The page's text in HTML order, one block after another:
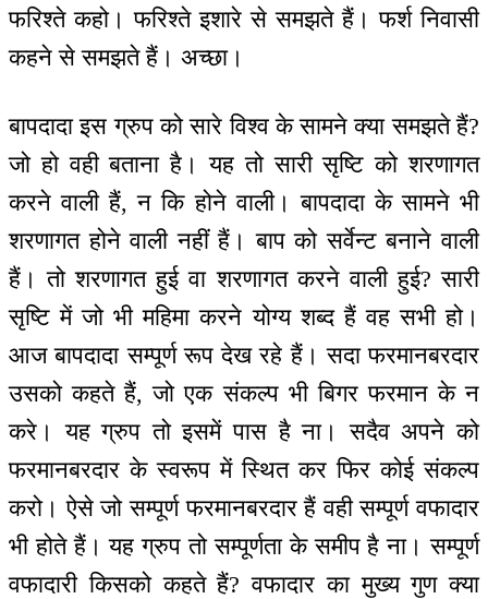
फरिश्ते कहो। फरिश्ते इशारे से समझते हैं। फर्श निवासी
कहने से समझते हैं। अच्छा।
बापदादा इस ग्रुप को सारे विश्व के सामने क्या समझते हैं?
जो हो वही बताना है। यह तो सारी सृष्टि को शरणागत
करने वाली हैं, न कि होने वाली। बापदादा के सामने भी
शरणागत होने वाली नहीं हैं। बाप को सर्वेन्ट बनाने वाली
हैं। तो शरणागत हुई वा शरणागत करने वाली हुई? सारी
सृष्टि में जो भी महिमा करने योग्य शब्द हैं वह सभी हो।
आज बापदादा सम्पूर्ण रूप देख रहे हैं। सदा फरमानबरदार
उसको कहते हैं, जो एक संकल्प भी बिगर फरमान के न
करे। यह ग्रुप तो इसमें पास है ना। सदैव अपने को
फरमानबरदार के स्वरूप में स्थित कर फिर कोई संकल्प
करो। ऐसे जो सम्पूर्ण फरमानबरदार हैं वही सम्पूर्ण वफादार
भी होते हैं। यह ग्रुप तो सम्पूर्णता के समीप है ना। सम्पूर्ण
वफादारी किसको कहते हैं? वफादार का मुख्य गुण क्या